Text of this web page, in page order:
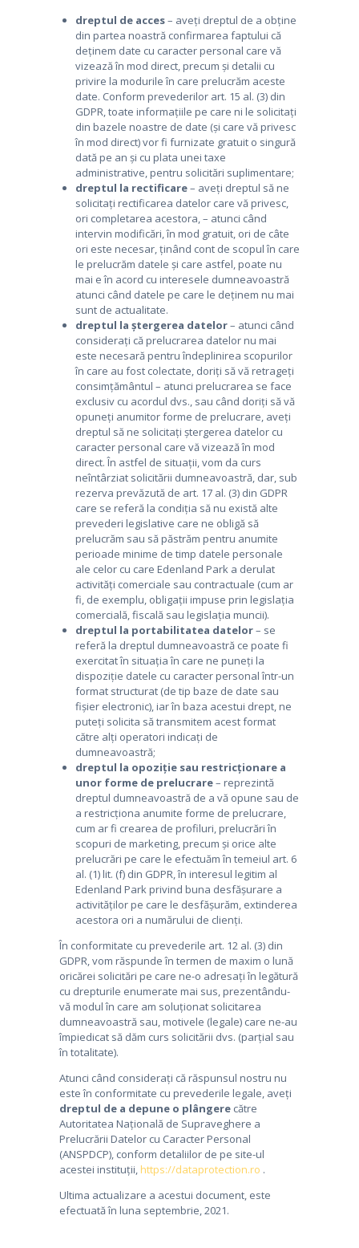
dreptul de acces– aveți dreptul de a obține
din partea noastră confirmarea faptului că
deținem date cu caracter personal care vă
vizează în mod direct, precum și detalii cu
privire la modurile în care prelucrăm aceste
date. Conform prevederilor art. 15 al. (3) din
GDPR, toate informațiile pe care ni le solicitați
din bazele noastre de date (și care vă privesc
în mod direct) vor fi furnizate gratuit o singură
dată pe an și cu plata unei taxe
administrative, pentru solicitări suplimentare;
dreptul la rectificare– aveți dreptul să ne
solicitați rectificarea datelor care vă privesc,
ori completarea acestora, – atunci când
intervin modificări, în mod gratuit, ori de câte
ori este necesar, ținând cont de scopul în care
le prelucrăm datele și care astfel, poate nu
mai e în acord cu interesele dumneavoastră
atunci când datele pe care le deținem nu mai
sunt de actualitate.
dreptul la ștergerea datelor– atunci când
considerați că prelucrarea datelor nu mai
este necesară pentru îndeplinirea scopurilor
în care au fost colectate, doriți să vă retrageți
consimțământul – atunci prelucrarea se face
exclusiv cu acordul dvs., sau când doriți să vă
opuneți anumitor forme de prelucrare, aveți
dreptul să ne solicitați ștergerea datelor cu
caracter personal care vă vizează în mod
direct. În astfel de situații, vom da curs
neîntârziat solicitării dumneavoastră, dar, sub
rezerva prevăzută de art. 17 al. (3) din GDPR
care se referă la condiția să nu există alte
prevederi legislative care ne obligă să
prelucrăm sau să păstrăm pentru anumite
perioade minime de timp datele personale
ale celor cu care Edenland Park a derulat
activități comerciale sau contractuale (cum ar
fi, de exemplu, obligații impuse prin legislația
comercială, fiscală sau legislația muncii).
dreptul la portabilitatea datelor– se
referă la dreptul dumneavoastră ce poate fi
exercitat în situația în care ne puneți la
dispoziție datele cu caracter personal într-un
format structurat (de tip baze de date sau
fișier electronic), iar în baza acestui drept, ne
puteți solicita să transmitem acest format
către alți operatori indicați de
dumneavoastră;
dreptul la opoziție sau restricționare a
unor forme de prelucrare– reprezintă
dreptul dumneavoastră de a vă opune sau de
a restricționa anumite forme de prelucrare,
cum ar fi crearea de profiluri, prelucrări în
scopuri de marketing, precum și orice alte
prelucrări pe care le efectuăm în temeiul art. 6
al. (1) lit. (f) din GDPR, în interesul legitim al
Edenland Park privind buna desfășurare a
activităților pe care le desfășurăm, extinderea
acestora ori a numărului de clienți.
În conformitate cu prevederile art. 12 al. (3) din
GDPR, vom răspunde în termen de maxim o lună
oricărei solicitări pe care ne-o adresați în legătură
cu drepturile enumerate mai sus, prezentându-
vă modul în care am soluționat solicitarea
dumneavoastră sau, motivele (legale) care ne-au
împiedicat să dăm curs solicitării dvs. (parțial sau
în totalitate).
Atunci când considerați că răspunsul nostru nu
este în conformitate cu prevederile legale, aveți
dreptul de a depune o plângere către
Autoritatea Națională de Supraveghere a
Prelucrării Datelor cu Caracter Personal
(ANSPDCP), conform detaliilor de pe site-ul
acestei instituții, https://dataprotection.ro .
Ultima actualizare a acestui document, este
efectuată în luna septembrie, 2021.